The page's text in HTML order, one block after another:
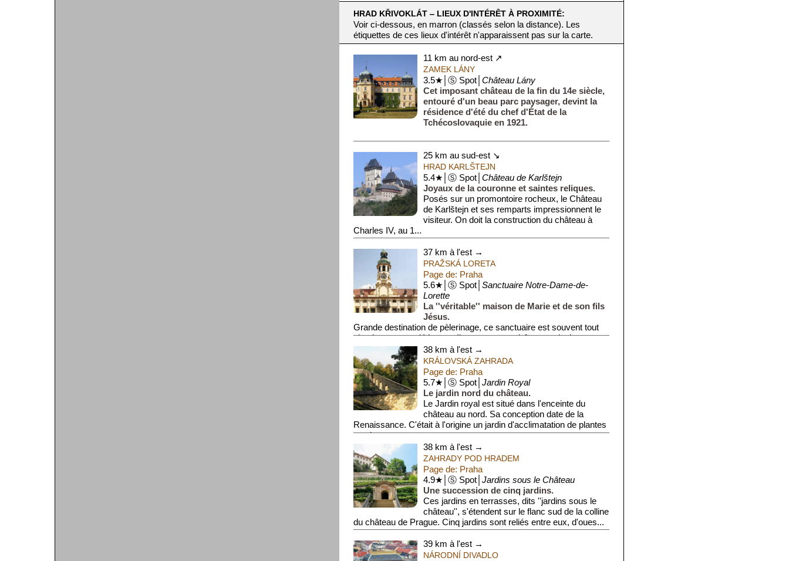
HRAD KŘIVOKLÁT ‒ LIEUX D'INTÉRÊT À PROXIMITÉ:
Voir ci-dessous, en marron (classés selon la distance). Les
étiquettes de ces lieux d'intérêt n'apparaissent pas sur la carte.
11 km au nord-est ↗
ZAMEK LÁNY
3.5★│Ⓢ Spot│ Château Lány
Cet imposant château de la fin du 14e siècle,
entouré d'un beau parc paysager, devint la
résidence d'été du chef d'État de la
Tchécoslovaquie en 1921.
25 km au sud-est ↘
HRAD KARLŠTEJN
5.4★│Ⓢ Spot│ Château de Karlštejn
Joyaux de la couronne et saintes reliques.
Posés sur un promontoire rocheux, le Château
de Karlštejn et ses remparts impressionnent le
visiteur. On doit la construction du château à
Charles IV, au 1...
37 km à l'est →
PRAŽSKÁ LORETA
Page de: Praha
5.6★│Ⓢ Spot│ Sanctuaire Notre-Dame-de-
Lorette
La ''véritable'' maison de Marie et de son fils
Jésus.
Grande destination de pèlerinage, ce sanctuaire est souvent tout
simplement appelé Loreta. Il comporte un cloître, un clocher
(célèbre pour s...
38 km à l'est →
KRÁLOVSKÁ ZAHRADA
Page de: Praha
5.7★│Ⓢ Spot│ Jardin Royal
Le jardin nord du château.
Le Jardin royal est situé dans l'enceinte du
château au nord. Sa conception date de la
Renaissance. C'était à l'origine un jardin d'acclimatation de plantes
exotiques et ...
38 km à l'est →
ZAHRADY POD HRADEM
Page de: Praha
4.9★│Ⓢ Spot│ Jardins sous le Château
Une succession de cinq jardins.
Ces jardins en terrasses, dits ''jardins sous le
château'', s'étendent sur le flanc sud de la colline
du château de Prague. Cinq jardins sont reliés entre eux, d'oues...
39 km à l'est →
NÁRODNÍ DIVADLO